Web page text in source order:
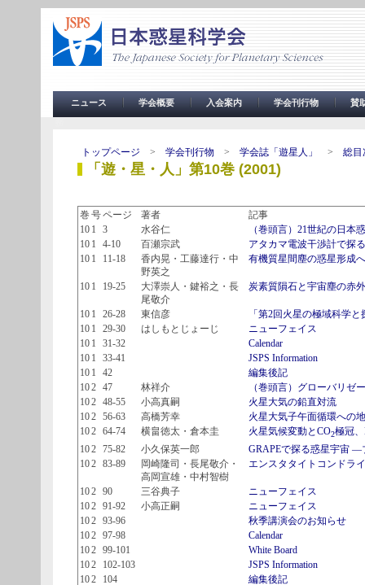
ニュース 学会概要 入会案内 学会刊行物
賛
トップページ > 学会刊行物 > 学会誌「遊星人」 > 総目
「遊・星・人」第10巻 (2001)
巻 号ページ 著者
記事
10 1 3 水谷仁
（巻頭言）21世紀の日本
10 1 4-10 百瀬宗武
アタカマ電波干渉計で探
10 1 11-18
香内晃・工藤達行・中
野英之
有機質星間塵の惑星形成
10 1 19-25
大澤崇人・鍵裕之・長
尾敬介
炭素質隕石と宇宙塵の赤
10 1 26-28 東信彦
「第2回火星の極域科学
10 1 29-30 はしもとじょーじ
ニューフェイス
10 1 31-32
Calendar
10 1 33-41
JSPS Information
10 1 42
編集後記
102 47 林祥介
（巻頭言）グローバリゼ
102 48-55 小高真嗣
火星大気の鉛直対流
102 56-63 高橋芳幸
火星大気子午面循環への
102 64-74 横畠徳太・倉本圭 火星気候変動とCO2極冠
102 75-82 小久保英一郎
GRAPEで探る惑星宇宙
102 83-89
岡崎隆司・長尾敬介・
高岡宣雄・中村智樹
エンスタタイトコンドラ
102 90 三谷典子
ニューフェイス
102 91-92 小高正嗣
ニューフェイス
102 93-96
秋季講演会のお知らせ
102 97-98
Calendar
102 99-101
White Board
102 102-103
JSPS Information
102 104
編集後記